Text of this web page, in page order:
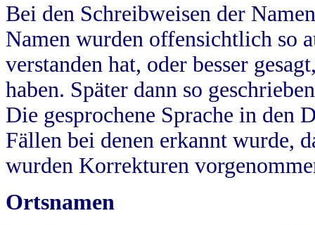
Bei den Schreibweisen der
Namen wurden offensichtlich so
verstanden hat, oder besser
haben. Später dann so
Die gesprochene Sprache in
Fällen bei denen erkannt wurde,
wurden Korrekturen
Ortsnamen